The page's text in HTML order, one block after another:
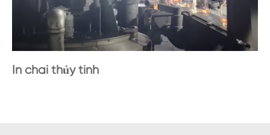
In chai thủy tinh